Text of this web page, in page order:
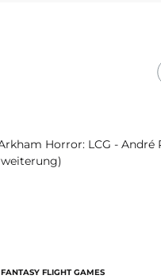
FANTASY FLIGHT GAMES